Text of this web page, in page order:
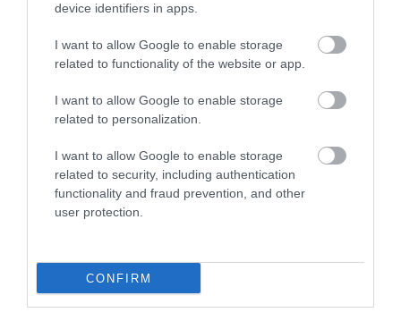
device identifiers in apps.
I want to allow Google to enable storage
related to functionality of the website or app.
I want to allow Google to enable storage
related to personalization.
I want to allow Google to enable storage
related to security, including authentication
functionality and fraud prevention, and other
user protection.
CONFIRM
BAKA ANDRÁST JELÖLI KÖZTÁRSASÁGI
ELNÖKNEK A TISZA
Mindenki ügye
ÚJ MAGYAR KÜLÜGYI STRATÉGIA KÉSZÜL,
TELJES SZAKÍTÁS JÖN A...
2026. augusztus 08|Mindenki ügye
TATA ELBŰVÖLŐ LÁTVÁNYOSSÁGAI,
AMIKÉRT ÉRDEMES MEGNÉZNI
2026. augusztus 08|Promóció